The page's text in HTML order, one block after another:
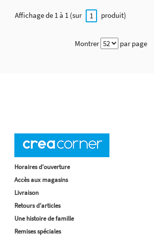
Affichage de 1 à 1 (sur 1 produit)
Montrer par page
Horaires d'ouverture
Accès aux magasins
Livraison
Retours d'articles
Une histoire de famille
Remises spéciales